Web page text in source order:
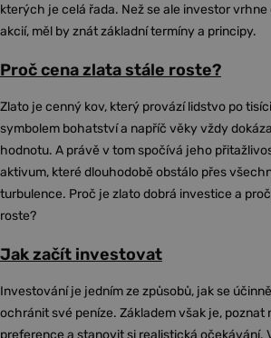
kterých je celá řada. Než se ale investor
akcií, měl by znát základní termíny a principy.
Proč cena zlata stále roste?
Zlato je cenný kov, který provází lidstvo po
symbolem bohatství a napříč věky vždy
hodnotu. A právě v tom spočívá jeho
aktivum, které dlouhodobě obstálo přes
turbulence. Proč je zlato dobrá investice a
roste?
Jak začít investovat
Investování je jedním ze způsobů, jak se
ochránit své peníze. Základem však je, poznat